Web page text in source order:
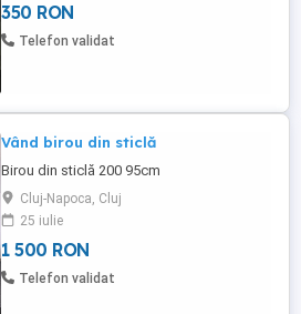
350 RON
Telefon validat
Vând birou din sticlă
Birou din sticlă 200 95cm
Cluj-Napoca, Cluj
25 iulie
1 500 RON
Telefon validat